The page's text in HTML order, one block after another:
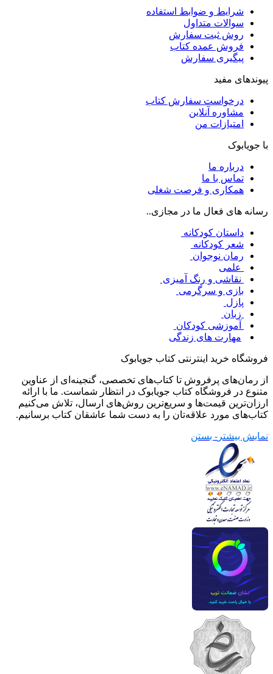
شرایط و ضوابط استفاده
سوالات متداول
روش ثبت سفارش
فروش عمده کتاب
پیگیری سفارش
پیوندهای مفید
درخواست سفارش کتاب
مشاوره آنلاین
امتیازات من
با جویابوک
درباره ما
تماس با ما
همکاری و فرصت شغلی
رسانه های فعال ما در مجازی..
داستان کودکانه
شعر کودکانه
رمان نوجوان
علمی
نقاشی و رنگ آمیزی
بازی و سرگرمی
پازل
زبان
آموزشی کودکان
مهارت های زندگی
فروشگاه خرید اینترنتی کتاب جویابوک
از رمان‌های پرفروش تا کتاب‌های تخصصی، گنجینه‌ای از عناوین
متنوع در فروشگاه کتاب جویابوک در انتظار شماست. ما با ارائه
ارزان‌ترین قیمت‌ها و سریع‌ترین روش‌های ارسال، تلاش می‌کنیم
کتاب‌های مورد علاقه‌تان را به دست شما عاشقان کتاب برسانیم.
نمایش بیشتر - بستن